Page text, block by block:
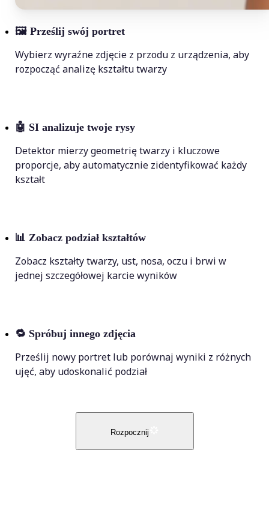
🖼 Prześlij swój portret
Wybierz wyraźne zdjęcie z przodu z urządzenia, aby
rozpocząć analizę kształtu twarzy
🤖 SI analizuje twoje rysy
Detektor mierzy geometrię twarzy i kluczowe
proporcje, aby automatycznie zidentyfikować każdy
kształt
📊 Zobacz podział kształtów
Zobacz kształty twarzy, ust, nosa, oczu i brwi w
jednej szczegółowej karcie wyników
🔁 Spróbuj innego zdjęcia
Prześlij nowy portret lub porównaj wyniki z różnych
ujęć, aby udoskonalić podział
Rozpocznij